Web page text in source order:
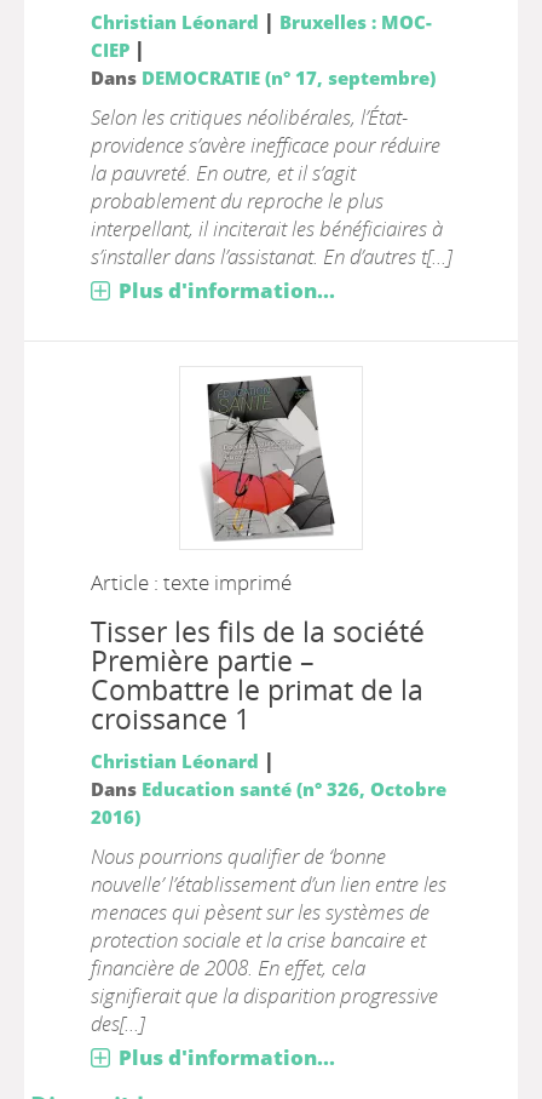
Christian Léonard | Bruxelles : MOC-
CIEP|
Dans DEMOCRATIE (n° 17, septembre)
Selon les critiques néolibérales, l’État-
providence s’avère inefficace pour réduire
la pauvreté. En outre, et il s’agit
probablement du reproche le plus
interpellant, il inciterait les bénéficiaires à
s’installer dans l’assistanat. En d’autres t[...]
Plus d'information...
Article : texte imprimé
Tisser les fils de la société
Première partie –
Combattre le primat de la
croissance 1
Christian Léonard |
Dans Education santé (n° 326, Octobre
2016)
Nous pourrions qualifier de ‘bonne
nouvelle’ l’établissement d’un lien entre les
menaces qui pèsent sur les systèmes de
protection sociale et la crise bancaire et
financière de 2008. En effet, cela
signifierait que la disparition progressive
des[...]
Plus d'information...